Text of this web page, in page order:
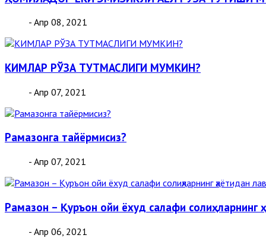
- Апр 08, 2021
КИМЛАР РЎЗА ТУТМАСЛИГИ МУМКИН?
- Апр 07, 2021
Рамазонга тайёрмисиз?
- Апр 07, 2021
Рамазон – Қуръон ойи ёхуд салафи солиҳларнинг
- Апр 06, 2021